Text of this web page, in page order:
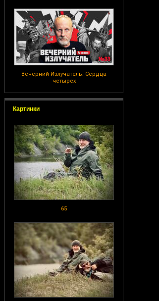
Вечерний Излучатель: Сердца
четырех
Картинки
65